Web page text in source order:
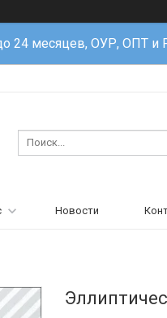
24 месяцев, ОУР, ОПТ
Новости